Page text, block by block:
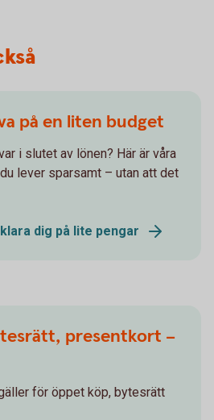
på en liten budget
i slutet av lönen? Här är våra
lever sparsamt – utan att det
dig på lite pengar
presentkort –
för öppet köp, bytesrätt